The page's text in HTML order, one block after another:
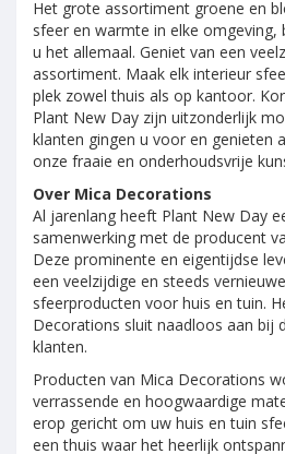
Het grote assortiment groene en
sfeer en warmte in elke omgeving,
u het allemaal. Geniet van een
assortiment. Maak elk interieur
plek zowel thuis als op kantoor.
Plant New Day zijn uitzonderlijk
klanten gingen u voor en genieten
onze fraaie en onderhoudsvrije
Over Mica Decorations
Al jarenlang heeft Plant New Day
samenwerking met de producent
Deze prominente en eigentijdse
een veelzijdige en steeds
sfeerproducten voor huis en tuin.
Decorations sluit naadloos aan bij
klanten.
Producten van Mica Decorations
verrassende en hoogwaardige
erop gericht om uw huis en tuin
een thuis waar het heerlijk